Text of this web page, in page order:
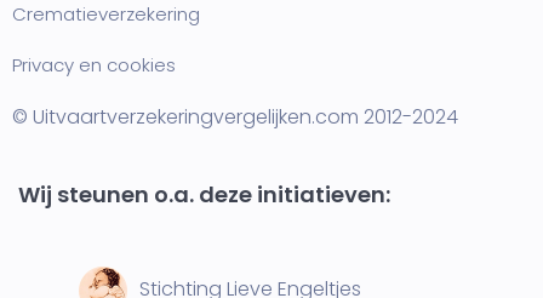
Crematieverzekering
Privacy en cookies
© Uitvaartverzekeringvergelijken.com 2012-2024
Wij steunen o.a. deze initiatieven:
Stichting Lieve Engeltjes